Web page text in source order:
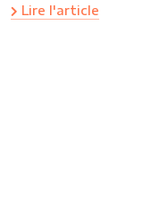
Lire l'article